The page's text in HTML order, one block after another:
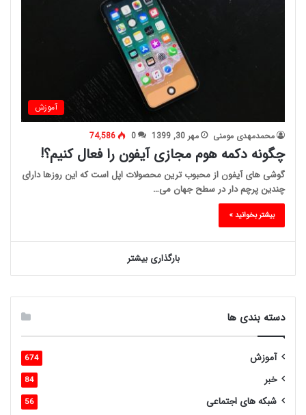
آموزش
محمدمهدی مومنی مهر 30, 1399 0
74,586
چگونه دکمه هوم مجازی آیفون را فعال کنیم؟!
گوشی های آیفون از محبوب ترین محصولات اپل است که این روزها دارای
چندین پرچم دار در سطح جهان می…
بیشتر بخوانید »
بارگذاری بیشتر
دسته بندی ها
آموزش 674
خبر 84
شبکه های اجتماعی 56